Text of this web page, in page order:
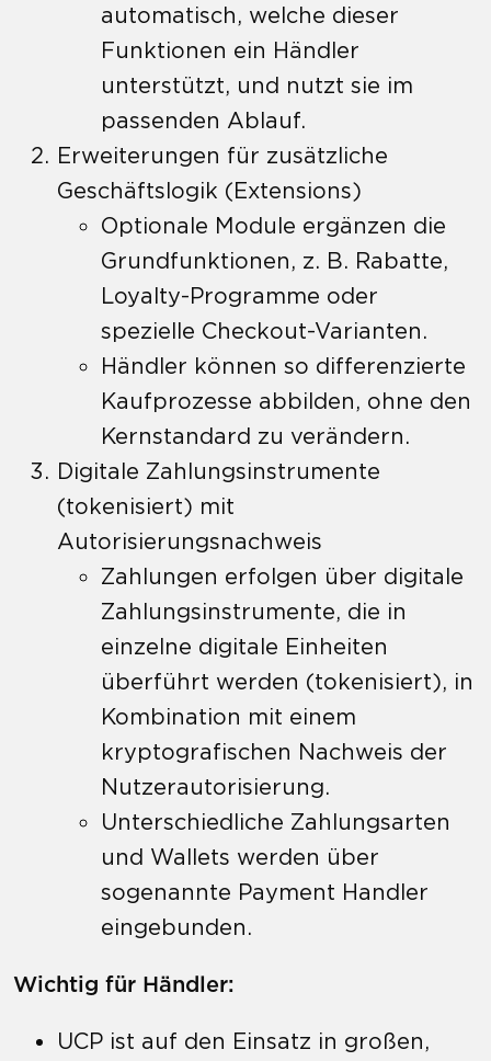
automatisch, welche dieser
Funktionen ein Händler
unterstützt, und nutzt sie im
passenden Ablauf.
Erweiterungen für zusätzliche
Geschäftslogik (Extensions)
Optionale Module ergänzen die
Grundfunktionen, z. B. Rabatte,
Loyalty-Programme oder
spezielle Checkout-Varianten.
Händler können so differenzierte
Kaufprozesse abbilden, ohne den
Kernstandard zu verändern.
Digitale Zahlungsinstrumente
(tokenisiert) mit
Autorisierungsnachweis
Zahlungen erfolgen über digitale
Zahlungsinstrumente, die in
einzelne digitale Einheiten
überführt werden (tokenisiert), in
Kombination mit einem
kryptografischen Nachweis der
Nutzerautorisierung.
Unterschiedliche Zahlungsarten
und Wallets werden über
sogenannte Payment Handler
eingebunden.
Wichtig für Händler:
UCP ist auf den Einsatz in großen,